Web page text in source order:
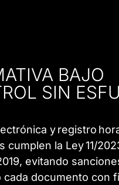
BAJO
SIN
y registro
cumplen la Ley 11/
evitando
cada documento con